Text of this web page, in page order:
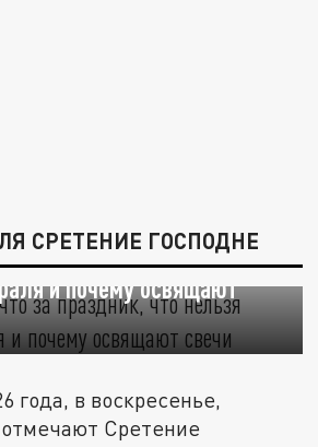
СРЕТЕНИЕ ГОСПОДНЕ
за праздник, что нельзя
и почему освящают
года, в воскресенье,
Сретение